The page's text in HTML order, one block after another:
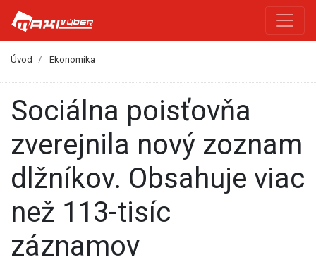
Úvod Ekonomika
Sociálna poisťovňa
zverejnila nový zoznam
dlžníkov. Obsahuje viac
než 113-tisíc
záznamov